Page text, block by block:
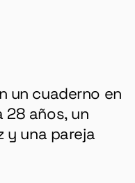
un cuaderno en
28 años, un
y una pareja